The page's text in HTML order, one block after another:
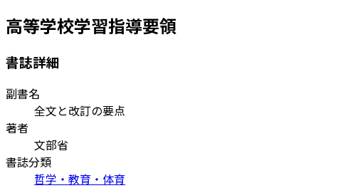
高等学校学習指導要領
書誌詳細
副書名
全文と改訂の要点
著者
文部省
書誌分類
哲学・教育・体育